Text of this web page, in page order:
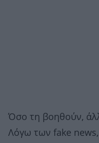
Όσο τη βοηθούν,
Λόγω των fake news,